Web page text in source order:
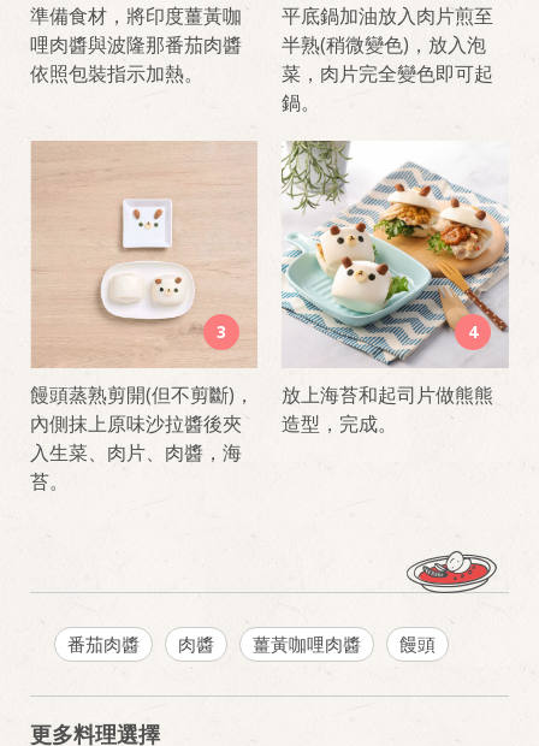
準備食材，將印度薑黃咖
哩肉醬與波隆那番茄肉醬
依照包裝指示加熱。
平底鍋加油放入肉片煎至
半熟(稍微變色)，放入泡
菜，肉片完全變色即可起
鍋。
3
饅頭蒸熟剪開(但不剪斷)，
內側抹上原味沙拉醬後夾
入生菜、肉片、肉醬，海
苔。
4
放上海苔和起司片做熊熊
造型，完成。
番茄肉醬 肉醬 薑黃咖哩肉醬 饅頭
更多料理選擇